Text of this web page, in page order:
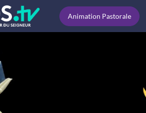
Animation Pastorale